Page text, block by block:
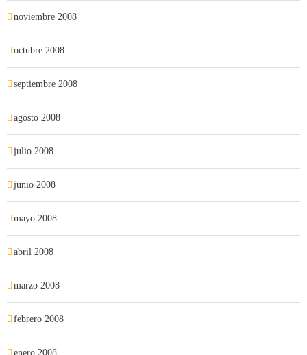
noviembre 2008
octubre 2008
septiembre 2008
agosto 2008
julio 2008
junio 2008
mayo 2008
abril 2008
marzo 2008
febrero 2008
enero 2008